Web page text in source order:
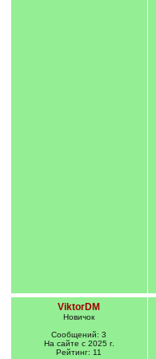
ViktorDM
Новичок
Сообщений: 3
На сайте с 2025 г.
Рейтинг: 11